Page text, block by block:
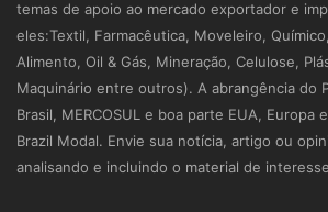
temas de apoio ao mercado exportador e
eles:Textil, Farmacêutica, Moveleiro,
Alimento, Oil & Gás, Mineração, Celulose,
Maquinário entre outros). A abrangência do
Brasil, MERCOSUL e boa parte EUA, Europa
Brazil Modal. Envie sua notícia, artigo ou
analisando e incluindo o material de